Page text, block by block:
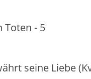
- 5
seine Liebe